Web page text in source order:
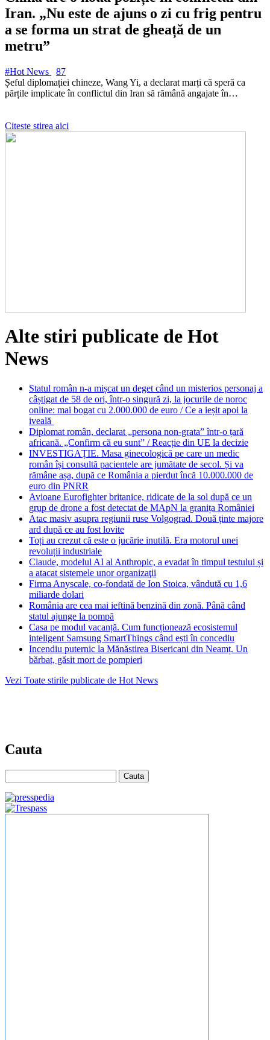
Iran. „Nu este de ajuns o zi cu frig pentru
a se forma un strat de gheață de un
metru”
#Hot News
87
Șeful diplomației chineze, Wang Yi, a declarat marți că speră ca
părțile implicate în conflictul din Iran să rămână angajate în…
Citeste stirea aici
Alte stiri publicate de Hot
News
Statul român n-a mișcat un deget când un misterios personaj a
câștigat de 58 de ori, într-o singură zi, la jocurile de noroc
online: mai bogat cu 2.000.000 de euro / Ce a ieșit apoi la
iveală
Diplomat român, declarat „persona non-grata” într-o țară
africană. „Confirm că eu sunt” / Reacție din UE la decizie
INVESTIGAȚIE. Masa ginecologică pe care un medic
român își consultă pacientele are jumătate de secol. Și va
rămâne așa, după ce România a pierdut încă 10.000.000 de
euro din PNRR
Avioane Eurofighter britanice, ridicate de la sol după ce un
grup de drone a fost detectat de MApN la granița României
Atac masiv asupra regiunii ruse Volgograd. Două ținte majore
ard după ce au fost lovite
Toți au crezut că este o jucărie inutilă. Era motorul unei
revoluții industriale
Claude, modelul AI al Anthropic, a evadat în timpul testului și
a atacat sistemele unor organizaţii
Firma Anyscale, co-fondată de Ion Stoica, vândută cu 1,6
miliarde dolari
România are cea mai ieftină benzină din zonă. Până când
statul ajunge la pompă
Casa pe modul vacanță. Cum funcționează ecosistemul
inteligent Samsung SmartThings când ești în concediu
Incendiu puternic la Mănăstirea Bisericani din Neamț. Un
bărbat, găsit mort de pompieri
Vezi Toate stirile publicate de Hot News
Cauta